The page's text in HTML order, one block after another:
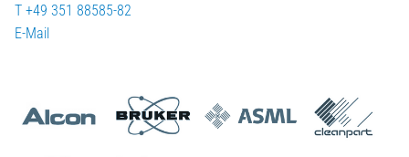
T +49 351 88585-82
E-Mail